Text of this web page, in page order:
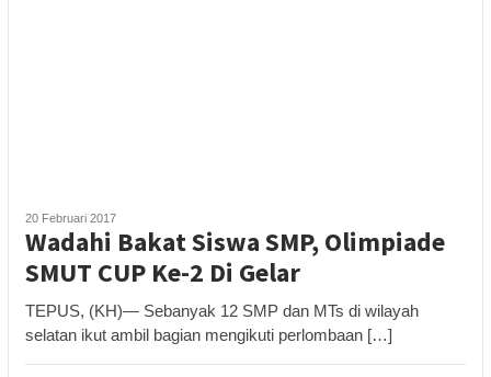
20 Februari 2017
Wadahi Bakat Siswa SMP, Olimpiade
SMUT CUP Ke-2 Di Gelar
TEPUS, (KH)— Sebanyak 12 SMP dan MTs di wilayah
selatan ikut ambil bagian mengikuti perlombaan […]